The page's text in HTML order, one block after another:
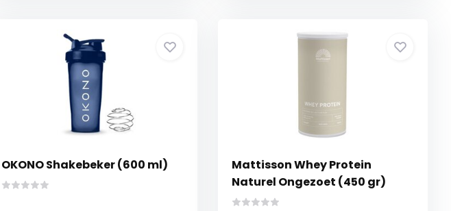
OKONO Shakebeker (600 ml)
Mattisson Whey Protein
Naturel Ongezoet (450 gr)